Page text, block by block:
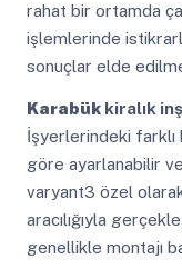
rahat bir ortamda
işlemlerinde
sonuçlar elde
Karabükkiralık
İşyerlerindeki farklı
göre ayarlanabilir
varyant3 özel olarak
aracılığıyla
genellikle montajı